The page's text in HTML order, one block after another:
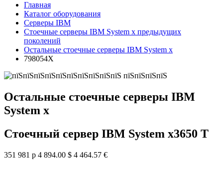
Главная
Каталог оборудования
Серверы IBM
Стоечные серверы IBM System x предыдущих
поколений
Остальные стоечные серверы IBM System x
798054X
Остальные стоечные серверы IBM
System x
Стоечный сервер IBM System x3650 T
351 981 р 4 894.00 $ 4 464.57 €